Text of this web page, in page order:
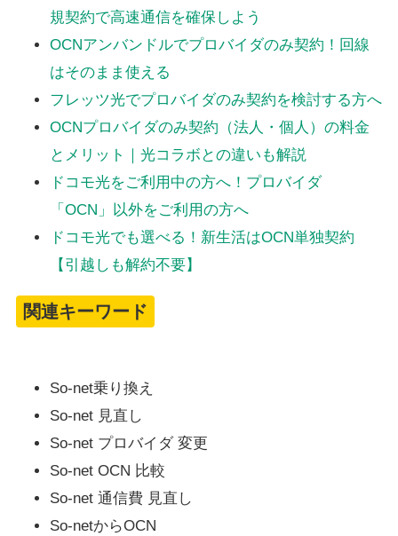
規契約で高速通信を確保しよう
OCNアンバンドルでプロバイダのみ契約！回線
はそのまま使える
フレッツ光でプロバイダのみ契約を検討する方へ
OCNプロバイダのみ契約（法人・個人）の料金
とメリット｜光コラボとの違いも解説
ドコモ光をご利用中の方へ！プロバイダ
「OCN」以外をご利用の方へ
ドコモ光でも選べる！新生活はOCN単独契約
【引越しも解約不要】
関連キーワード
So-net乗り換え
So-net 見直し
So-net プロバイダ 変更
So-net OCN 比較
So-net 通信費 見直し
So-netからOCN